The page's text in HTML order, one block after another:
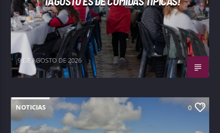
9 DE AGOSTO DE 2026
NOTICIAS 0